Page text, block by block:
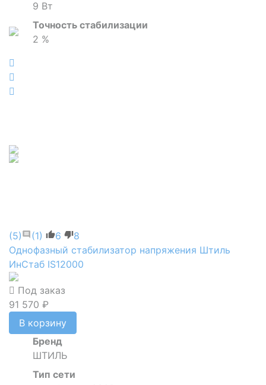
9 Вт
Точность стабилизации
2 %
(5) (1) 6
8
Однофазный стабилизатор напряжения Штиль
ИнСтаб IS12000
Под заказ
91 570 ₽
В корзину
Бренд
ШТИЛЬ
Тип сети